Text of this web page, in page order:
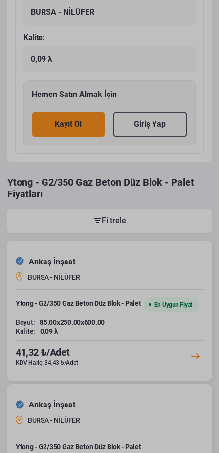
BURSA - NİLÜFER
Kalite:
0,09 λ
Hemen Satın Almak İçin
Kayıt Ol Giriş Yap
Ytong - G2/350 Gaz Beton Düz Blok - Palet
Fiyatları
Filtrele
Ankaş İnşaat
BURSA - NİLÜFER
Ytong - G2/350 Gaz Beton Düz Blok - Palet En Uygun Fiyat
Boyut:
85.00x250.00x600.00
Kalite:
0,09 λ
41,32 ₺/Adet
KDV Hariç: 34,43 ₺/Adet
Ankaş İnşaat
BURSA - NİLÜFER
Ytong - G2/350 Gaz Beton Düz Blok - Palet